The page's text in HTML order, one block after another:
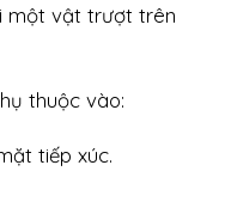
một vật trượt trên
thuộc vào:
tiếp xúc.